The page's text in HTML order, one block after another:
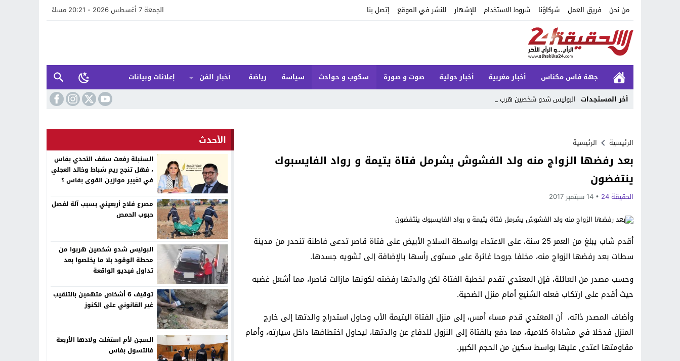
من نحن فريق العمل شركاؤنا شروط الاستخدام للإشهار للنشر في الموقع إتصل بنا الجمعة 7 أغسطس 2026 - 20:21 مساءً
جهة فاس مكناس أخبار مغربية أخبار دولية صوت و صورة سكوب و حوادث سياسة رياضة أخبار الفن
إعلانات وبيانات
أخر المستجدات البوليس شدو شخصين هربوا م _
Previous
Next
الرئيسية الرئيسية
بعد رفضها الزواج منه ولد الفشوش يشرمل فتاة يتيمة و رواد الفايسبوك
ينتفضون
الحقيقة 24 14 سبتمبر 2017
أقدم شاب يبلغ من العمر 25 سنة، على الاعتداء بواسطة السلاح الأبيض على فتاة قاصر تدعى فاطنة تنحدر من مدينة
سطات بعد رفضها الزواج منه، مخلفا جروحا غائرة على مستوى رأسها بالإضافة إلى تشويه جسدها.
وحسب مصدر من العائلة، فإن المعتدي تقدم لخطبة الفتاة لكن والدتها رفضته لكونها مازالت قاصرا، مما أشعل غضبه
حيث أقدم على ارتكاب فعله الشنيع أمام منزل الضحية.
وأضاف المصدر ذاته، أن المعتدي قدم مساء أمس، إلى منزل الفتاة اليتيمة الأب وحاول استدراج والدتها إلى خارج
المنزل فدخلا في مشاداة كلامية، مما دفع بالفتاة إلى النزول للدفاع عن والدتها، ليحاول اختطافها داخل سيارته، وأمام
مقاومتها اعتدى عليها بواسط سكين من الحجم الكبير.
الأحدث
السنبلة رفعت سقف التحدي بفاس
، فهل تنجح ريم شباط وخالد العجلي
في تغيير موازين القوى بفاس ؟
مصرع فلاح أربعيني بسبب آلة لفصل
حبوب الحمص
البوليس شدو شخصين هربوا من
محطة الوقود بلا ما يخلصوا بعد
تداول فيديو الواقعة
توقيف 6 أشخاص متهمين بالتنقيب
غير القانوني على الكنوز
السجن لأم استغلت ولادها الأربعة
فالتسول بفاس